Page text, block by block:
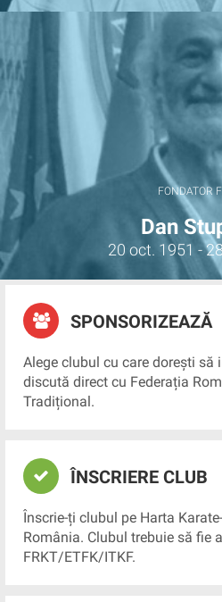
FONDATOR
Dan
20 oct. 1951 -
SPONSORIZEAZĂ
Alege clubul cu care dorești să
discută direct cu Federația
Tradițional.
ÎNSCRIERE CLUB
Înscrie-ți clubul pe Harta
România. Clubul trebuie să fie
FRKT/ETFK/ITKF.